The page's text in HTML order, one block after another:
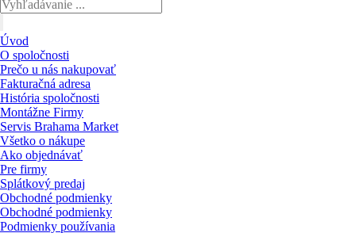
Úvod
O spoločnosti
Prečo u nás nakupovať
Fakturačná adresa
História spoločnosti
Montážne Firmy
Servis Brahama Market
Všetko o nákupe
Ako objednávať
Pre firmy
Splátkový predaj
Obchodné podmienky
Obchodné podmienky
Podmienky používania